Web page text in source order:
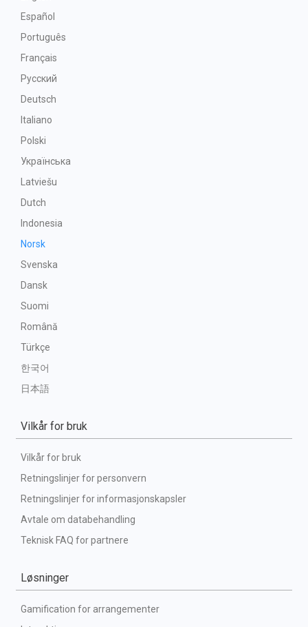
Español
Português
Français
Русский
Deutsch
Italiano
Polski
Українська
Latviešu
Dutch
Indonesia
Norsk
Svenska
Dansk
Suomi
Română
Türkçe
한국어
日本語
Vilkår for bruk
Vilkår for bruk
Retningslinjer for personvern
Retningslinjer for informasjonskapsler
Avtale om databehandling
Teknisk FAQ for partnere
Løsninger
Gamification for arrangementer